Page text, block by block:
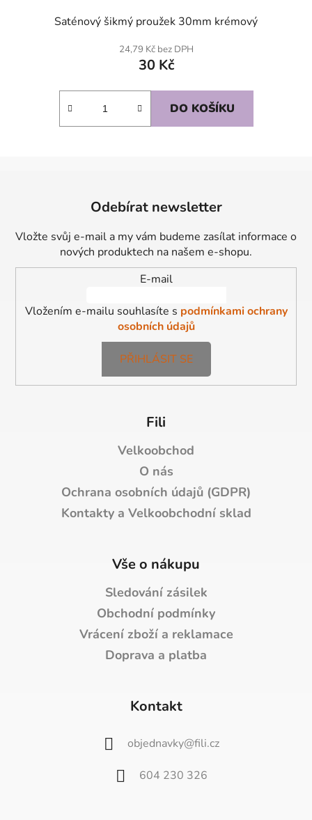
Saténový šikmý proužek 30mm krémový
24,79 Kč bez DPH
30 Kč
DO KOŠÍKU
Odebírat newsletter
Vložte svůj e-mail a my vám budeme zasílat informace o
nových produktech na našem e-shopu.
E-mail
Vložením e-mailu souhlasíte s podmínkami ochrany
osobních údajů
PŘIHLÁSIT SE
Fili
Velkoobchod
O nás
Ochrana osobních údajů (GDPR)
Kontakty a Velkoobchodní sklad
Vše o nákupu
Sledování zásilek
Obchodní podmínky
Vrácení zboží a reklamace
Doprava a platba
Kontakt
objednavky@fili.cz
604 230 326